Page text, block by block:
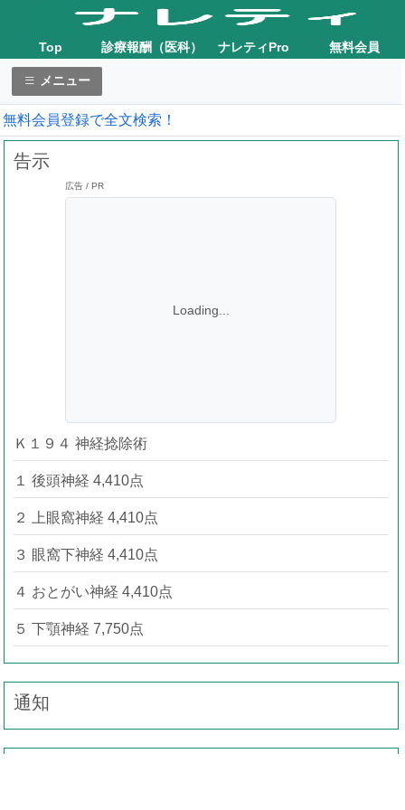
Top 診療報酬（医科） ナレティPro 無料会員
メニュー
無料会員登録で全文検索！
告示
広告 / PR
Loading...
Ｋ１９４ 神経捻除術
１ 後頭神経 4,410点
２ 上眼窩神経 4,410点
３ 眼窩下神経 4,410点
４ おとがい神経 4,410点
５ 下顎神経 7,750点
通知